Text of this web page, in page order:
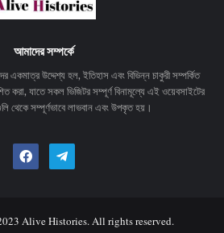
আমাদের সম্পর্কে
উদ্দেশ্য হল, ইতিহাস এবং বিভিন্ন চাকুরী সম্পর্কিত
করা, যাতে সকল ভিজিটর সম্পূর্ণ বিনামূল্যে এই ওয়েবসাইটের
থেকে সম্পূর্ণভাবে লাভবান এবং উপকৃত হয়।
Alive Histories. All rights reserved.